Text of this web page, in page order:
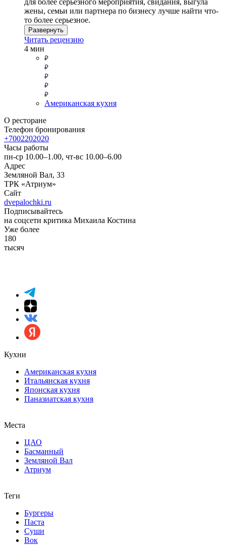
жены, семьи или партнера по бизнесу лучше найти что-
то более серьезное.
Развернуть
Читать рецензию
4 мин
Американская кухня
О ресторане
Телефон бронирования
+7002202020
Часы работы
пн-ср 10.00–1.00, чт-вс 10.00–6.00
Адрес
Земляной Вал, 33
ТРК «Атриум»
Сайт
dvepalochki.ru
Подписывайтесь
на соцсети критика Михаила Костина
Уже более
180
тысяч
Кухни
Американская кухня
Итальянская кухня
Японская кухня
Паназиатская кухня
Места
ЦАО
Басманный
Земляной Вал
Атриум
Теги
Бургеры
Паста
Суши
Вок